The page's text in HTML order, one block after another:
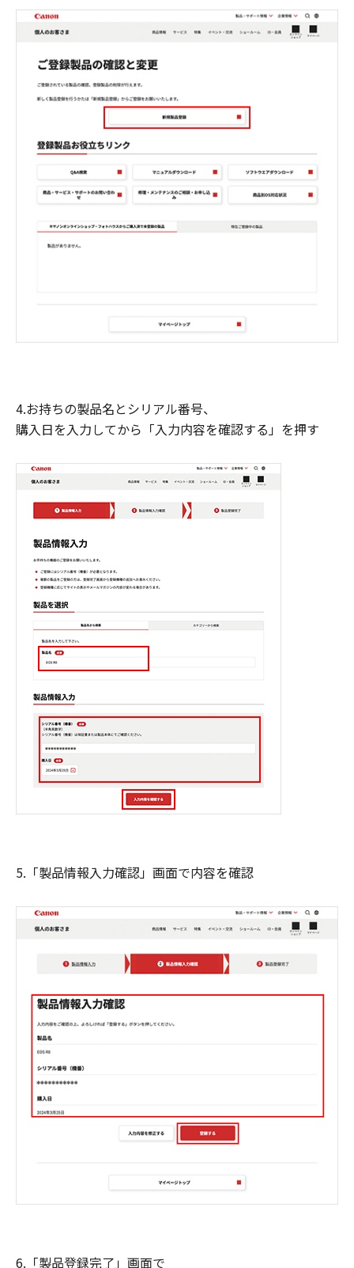
4.お持ちの製品名とシリアル番号、
購入日を入力してから「入力内容を確認する」を押す
5.「製品情報入力確認」画面で内容を確認
6.「製品登録完了」画面で